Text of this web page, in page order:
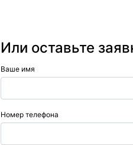
Или оставьте
Ваше имя
Номер телефона